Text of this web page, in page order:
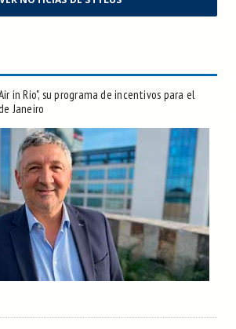
in Rio", su programa de incentivos para el
Janeiro